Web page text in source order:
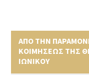
ΑΠΟ ΤΗΝ
ΚΟΙΜΗΣΕΩΣ ΤΗΣ
ΙΩΝΙΚΟΥ